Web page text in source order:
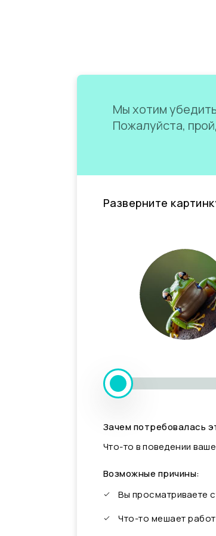
Мы хотим
Пожалуйста,
Разверните
Зачем потребовалась
Что-то в поведении
Возможные причины:
Вы просматриваете
Что-то мешает